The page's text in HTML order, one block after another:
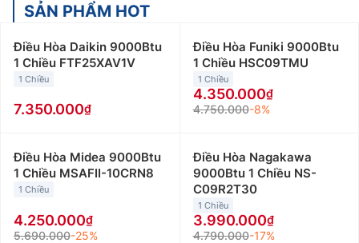
SẢN PHẨM HOT
Điều Hòa Daikin 9000Btu
1 Chiều FTF25XAV1V
1 Chiều
7.350.000
Điều Hòa Funiki 9000Btu
1 Chiều HSC09TMU
1 Chiều
4.350.000
4.750.000-8%
Điều Hòa Midea 9000Btu
1 Chiều MSAFII-10CRN8
1 Chiều
4.250.000
5.690.000-25%
Điều Hòa Nagakawa
9000Btu 1 Chiều NS-
C09R2T30
1 Chiều
3.990.000
4.790.000-17%